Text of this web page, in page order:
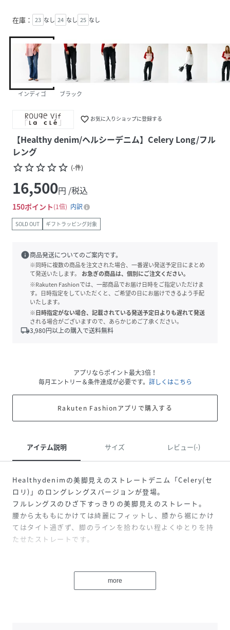
在庫： 23 なし 24 なし 25 なし
インディゴ ブラック
favorite_border お気に入りショップに登録する
【Healthy denim/ヘルシーデニム】Celery Long/フル
レング
star_borderstar_borderstar_borderstar_borderstar_border (-件)
16,500円 /税込
150ポイント 1倍 内訳
SOLD OUT ギフトラッピング対象
info商品発送についてのご案内です。
※同時に複数の商品を注文された場合、一番遅い発送予定日にまとめ
て発送いたします。
お急ぎの商品は、個別にご注文ください。
※Rakuten Fashionでは、一部商品でお届け日時をご指定いただけま
す。日時指定をしていただくと、ご希望の日にお届けできるよう手配
いたします。
※日時指定がない場合、記載されている発送予定日よりも遅れて発送
される場合がございますので、あらかじめご了承ください。
local_shipping3,980円以上の購入で送料無料
アプリならポイント最大3倍！
毎月エントリー＆条件達成が必要です。 詳しくはこちら
Rakuten Fashionアプリで購入する
アイテム説明 サイズ レビュー(-)
Healthydenimの美脚見えのストレートデニム「Celery(セ
ロリ)」のロングレングスバージョンが登場。
フルレングスのひざ下すっきりの美脚見えのストレート。
腰から太ももにかけては綺麗にフィットし、膝から裾にかけ
てはタイト過ぎず、脚のラインを拾わない程よくゆとりを持
たせたストレートです。
ジュアルまで幅広く活用できる新定番です。
生地はカイハラのデニムらしいラフなシボ感ありストレッチ
more